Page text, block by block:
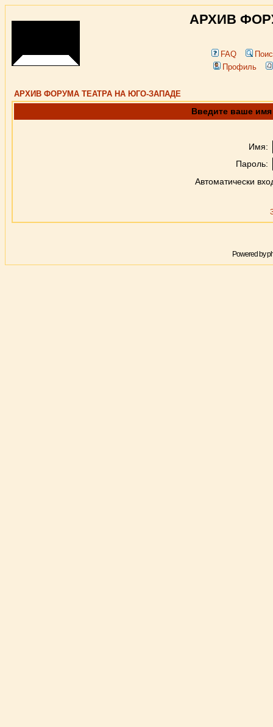
АРХИВ
FAQ
Профиль
АРХИВ ФОРУМА ТЕАТРА НА ЮГО-ЗАПАДЕ
Введите ваше
Имя:
Пароль:
Автоматически
Powered by